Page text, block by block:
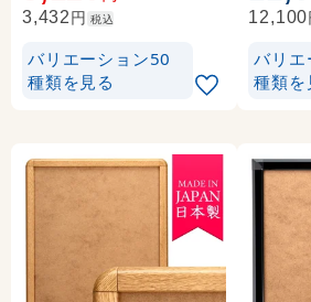
3,432円 税込
バリエーション50
種類を見る
12,100
バリ
種類を